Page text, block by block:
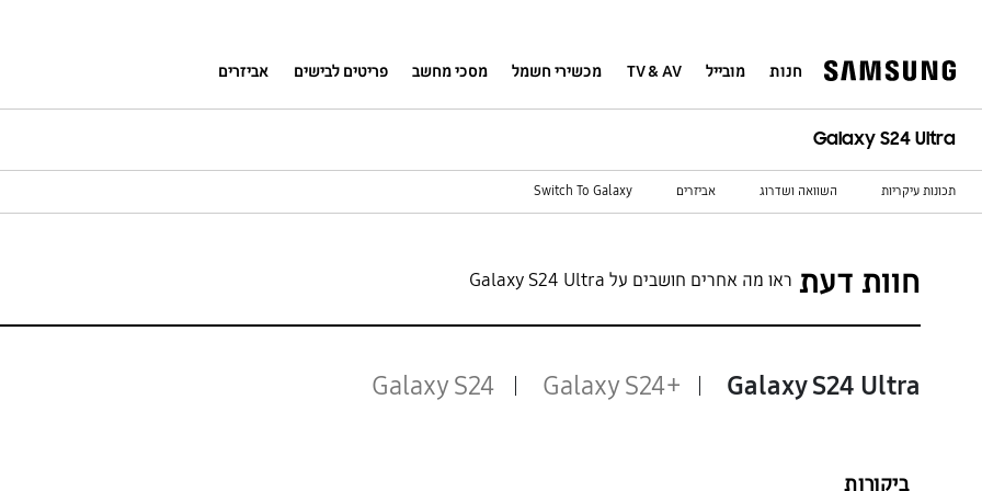
חנות מובייל TV & AV מכשירי חשמל מסכי מחשב פריטים לבישים אביזרים
Galaxy S24 Ultra
תכונות עיקריות השוואה ושדרוג אביזרים Switch To Galaxy
חוות דעת ראו מה אחרים חושבים על Galaxy S24 Ultra
Galaxy S24 Ultra
Galaxy S24+‎
Galaxy S24